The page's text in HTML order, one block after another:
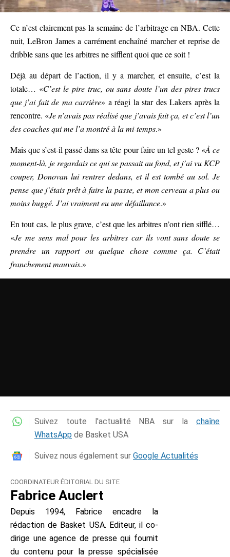
Ce n’est clairement pas la semaine de l’arbitrage en NBA. Cette
nuit, LeBron James a carrément enchaîné marcher et reprise de
dribble sans que les arbitres ne sifflent quoi que ce soit !
Déjà au départ de l’action, il y a marcher, et ensuite, c’est la
totale… «C’est le pire truc, ou sans doute l’un des pires trucs
que j’ai fait de ma carrière» a réagi la star des Lakers après la
rencontre. «Je n’avais pas réalisé que j’avais fait ça, et c’est l’un
des coaches qui me l’a montré à la mi-temps.»
Mais que s’est-il passé dans sa tête pour faire un tel geste ? «À ce
moment-là, je regardais ce qui se passait au fond, et j’ai vu KCP
couper, Donovan lui rentrer dedans, et il est tombé au sol. Je
pense que j’étais prêt à faire la passe, et mon cerveau a plus ou
moins buggé. J’ai vraiment eu une défaillance.»
En tout cas, le plus grave, c’est que les arbitres n’ont rien sifflé…
«Je me sens mal pour les arbitres car ils vont sans doute se
prendre un rapport ou quelque chose comme ça. C’était
franchement mauvais.»
Suivez toute l'actualité NBA sur la chaîne
WhatsApp de Basket USA
Suivez nous également sur Google Actualités
COORDINATEUR ÉDITORIAL DU SITE
Fabrice Auclert
Depuis 1994, Fabrice encadre la
rédaction de Basket USA. Editeur, il co-
dirige une agence de presse qui fournit
du contenu pour la presse spécialisée